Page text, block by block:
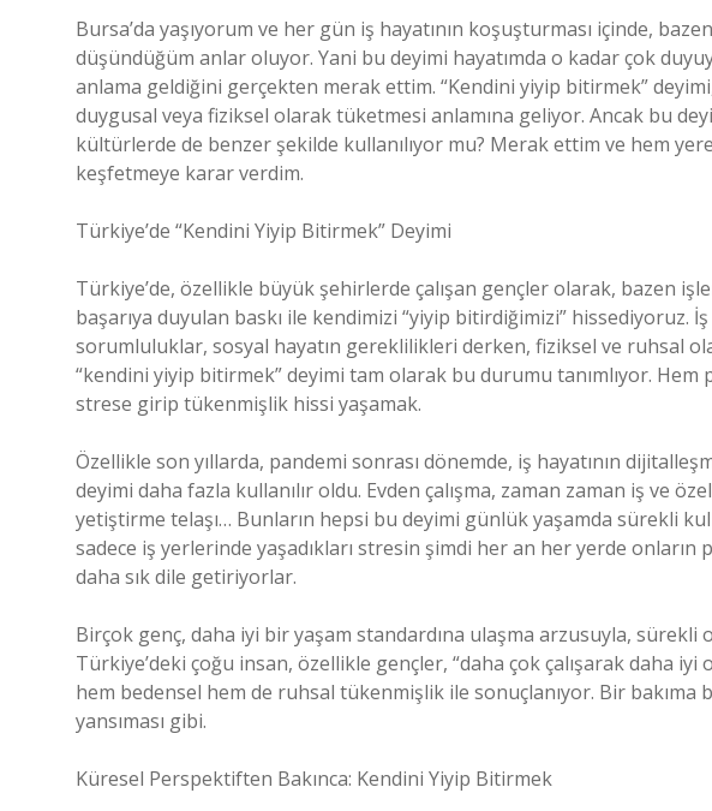
Bursa’da yaşıyorum ve her gün iş hayatının koşuşturması içinde,
düşündüğüm anlar oluyor. Yani bu deyimi hayatımda o kadar çok
anlama geldiğini gerçekten merak ettim. “Kendini yiyip bitirmek”
duygusal veya fiziksel olarak tüketmesi anlamına geliyor. Ancak bu
kültürlerde de benzer şekilde kullanılıyor mu? Merak ettim ve hem
keşfetmeye karar verdim.
Türkiye’de “Kendini Yiyip Bitirmek” Deyimi
Türkiye’de, özellikle büyük şehirlerde çalışan gençler olarak, bazen
başarıya duyulan baskı ile kendimizi “yiyip bitirdiğimizi” hissediyoruz.
sorumluluklar, sosyal hayatın gereklilikleri derken, fiziksel ve ruhsal
“kendini yiyip bitirmek” deyimi tam olarak bu durumu tanımlıyor. Hem
strese girip tükenmişlik hissi yaşamak.
Özellikle son yıllarda, pandemi sonrası dönemde, iş hayatının
deyimi daha fazla kullanılır oldu. Evden çalışma, zaman zaman iş ve
yetiştirme telaşı… Bunların hepsi bu deyimi günlük yaşamda sürekli
sadece iş yerlerinde yaşadıkları stresin şimdi her an her yerde
daha sık dile getiriyorlar.
Birçok genç, daha iyi bir yaşam standardına ulaşma arzusuyla,
Türkiye’deki çoğu insan, özellikle gençler, “daha çok çalışarak daha iyi
hem bedensel hem de ruhsal tükenmişlik ile sonuçlanıyor. Bir bakıma
yansıması gibi.
Küresel Perspektiften Bakınca: Kendini Yiyip Bitirmek